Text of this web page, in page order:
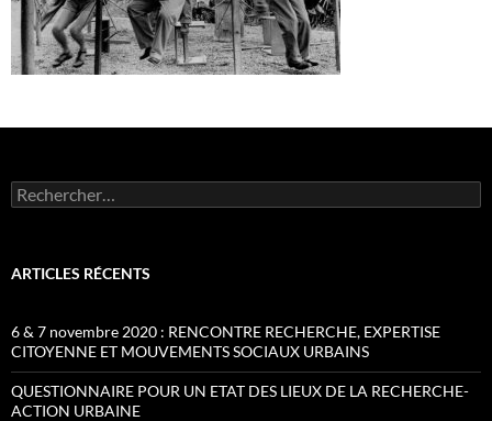
Rechercher :
ARTICLES RÉCENTS
6 & 7 novembre 2020 : RENCONTRE RECHERCHE, EXPERTISE
CITOYENNE ET MOUVEMENTS SOCIAUX URBAINS
QUESTIONNAIRE POUR UN ETAT DES LIEUX DE LA RECHERCHE-
ACTION URBAINE